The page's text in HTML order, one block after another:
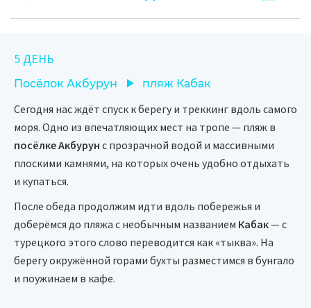
5 ДЕНЬ
Посёлок Акбурун пляж Кабак
Сегодня нас ждёт спуск к берегу и треккинг вдоль самого
моря. Одно из впечатляющих мест на тропе — пляж в
посёлке Акбурун с прозрачной водой и массивными
плоскими камнями, на которых очень удобно отдыхать
и купаться.
После обеда продолжим идти вдоль побережья и
доберёмся до пляжа с необычным названием Кабак— с
турецкого этого слово переводится как «тыква». На
берегу окружённой горами бухты разместимся в бунгало
и поужинаем в кафе.